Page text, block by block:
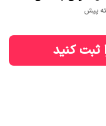
ثبت کنید